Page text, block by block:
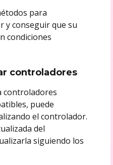
para
y conseguir que su
condiciones
controladores
controladores
puede
el controlador.
del
siguiendo los